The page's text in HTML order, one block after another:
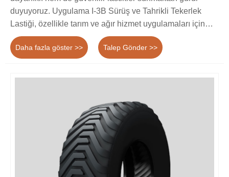
duyuyoruz. Uygulama I-3B Sürüş ve Tahrikli Tekerlek
Lastiği, özellikle tarım ve ağır hizmet uygulamaları için
tasarlanmış yüksek performanslı bir lastiktir.
Daha fazla göster >> Talep Gönder >>